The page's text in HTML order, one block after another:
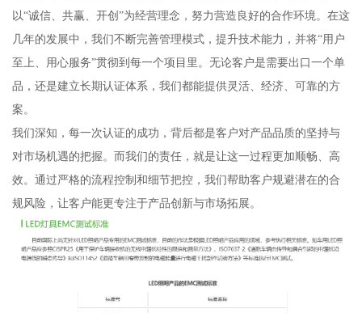
以“诚信、共赢、开创”为经营理念，努力营造良好的合作环境。在这
几年的发展中，我们不断完善管理模式，提升技术能力，并将“用户
至上、用心服务”贯彻到每一个项目里。无论客户是需要出口一个单
品，还是建立长期认证体系，我们都能提供灵活、经济、可靠的方
案。
我们深知，每一次认证的成功，背后都是客户对产品品质的坚持与
对市场机遇的把握。而我们的责任，就是让这一过程更加顺畅、高
效。通过严格的流程控制和细节把控，我们帮助客户规避潜在的合
规风险，让客户能更专注于产品创新与市场拓展。